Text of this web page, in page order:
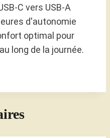
C vers USB-A
d'autonomie
optimal pour
long de la journée.